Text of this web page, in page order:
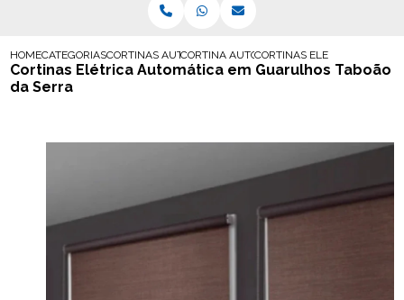
HOMECATEGORIASCORTINAS AUTOMATICASCORTINA AUTOMATICA PARA VARANDA
CORTINAS ELETRICA
Cortinas Elétrica Automática em Guarulhos Taboão
da Serra